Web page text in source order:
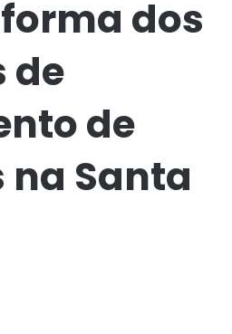
dos
de
de
Santa